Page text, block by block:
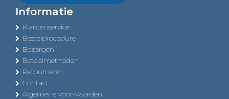
Informatie
Klantenservice
Bestelprocedure
Bezorgen
Betaalmethoden
Retourneren
Contact
Algemene voorwaarden